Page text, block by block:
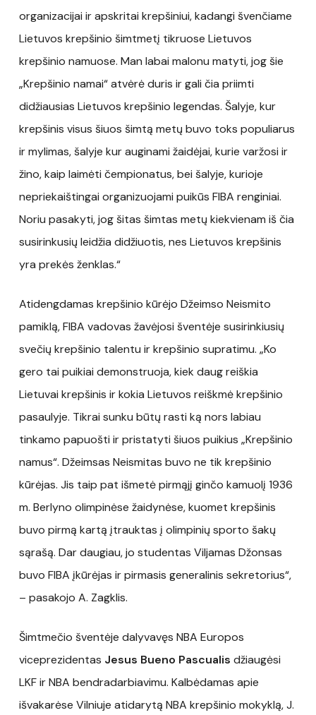
organizacijai ir apskritai krepšiniui, kadangi švenčiame
Lietuvos krepšinio šimtmetį tikruose Lietuvos
krepšinio namuose. Man labai malonu matyti, jog šie
„Krepšinio namai“ atvėrė duris ir gali čia priimti
didžiausias Lietuvos krepšinio legendas. Šalyje, kur
krepšinis visus šiuos šimtą metų buvo toks populiarus
ir mylimas, šalyje kur auginami žaidėjai, kurie varžosi ir
žino, kaip laimėti čempionatus, bei šalyje, kurioje
nepriekaištingai organizuojami puikūs FIBA renginiai.
Noriu pasakyti, jog šitas šimtas metų kiekvienam iš čia
susirinkusių leidžia didžiuotis, nes Lietuvos krepšinis
yra prekės ženklas.“
Atidengdamas krepšinio kūrėjo Džeimso Neismito
pamiklą, FIBA vadovas žavėjosi šventėje susirinkiusių
svečių krepšinio talentu ir krepšinio supratimu. „Ko
gero tai puikiai demonstruoja, kiek daug reiškia
Lietuvai krepšinis ir kokia Lietuvos reiškmė krepšinio
pasaulyje. Tikrai sunku būtų rasti ką nors labiau
tinkamo papuošti ir pristatyti šiuos puikius „Krepšinio
namus“. Džeimsas Neismitas buvo ne tik krepšinio
kūrėjas. Jis taip pat išmetė pirmąjį ginčo kamuolį 1936
m. Berlyno olimpinėse žaidynėse, kuomet krepšinis
buvo pirmą kartą įtrauktas į olimpinių sporto šakų
sąrašą. Dar daugiau, jo studentas Viljamas Džonsas
buvo FIBA įkūrėjas ir pirmasis generalinis sekretorius“,
– pasakojo A. Zagklis.
Šimtmečio šventėje dalyvavęs NBA Europos
viceprezidentas Jesus Bueno Pascualis džiaugėsi
LKF ir NBA bendradarbiavimu. Kalbėdamas apie
išvakarėse Vilniuje atidarytą NBA krepšinio mokyklą, J.